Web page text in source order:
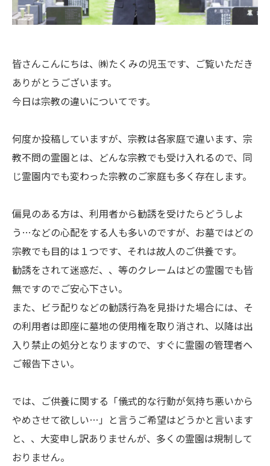
皆さんこんにちは、㈱たくみの児玉です、ご覧いただき
ありがとうございます。
今日は宗教の違いについてです。
何度か投稿していますが、宗教は各家庭で違います、宗
教不問の霊園とは、どんな宗教でも受け入れるので、同
じ霊園内でも変わった宗教のご家庭も多く存在します。
偏見のある方は、利用者から勧誘を受けたらどうしよ
う…などの心配をする人も多いのですが、お墓ではどの
宗教でも目的は１つです、それは故人のご供養です。
勧誘をされて迷惑だ、、等のクレームはどの霊園でも皆
無ですのでご安心下さい。
また、ビラ配りなどの勧誘行為を見掛けた場合には、そ
の利用者は即座に墓地の使用権を取り消され、以降は出
入り禁止の処分となりますので、すぐに霊園の管理者へ
ご報告下さい。
では、ご供養に関する「儀式的な行動が気持ち悪いから
やめさせて欲しい…」と言うご希望はどうかと言います
と、、大変申し訳ありませんが、多くの霊園は規制して
おりません。